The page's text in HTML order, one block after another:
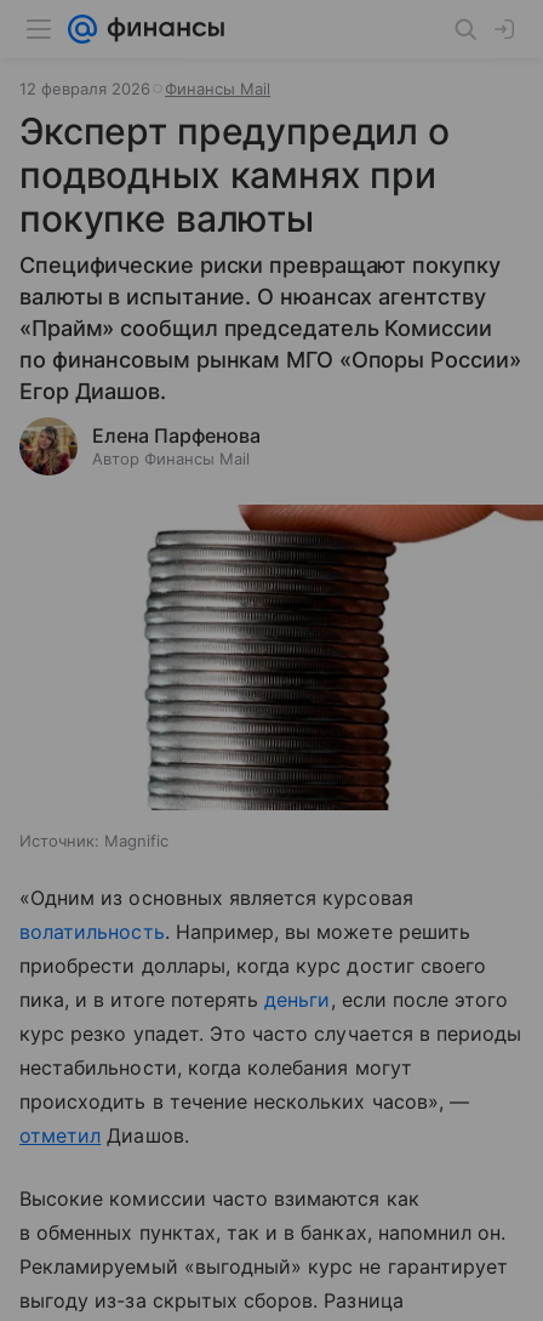
12 февраля 2026 Финансы Mail
Эксперт предупредил о
подводных камнях при
покупке валюты
Специфические риски превращают покупку
валюты в испытание. О нюансах агентству
«Прайм» сообщил председатель Комиссии
по финансовым рынкам МГО «Опоры России»
Егор Диашов.
Елена Парфенова
Автор Финансы Mail
Источник: Magnific
«Одним из основных является курсовая
волатильность. Например, вы можете решить
приобрести доллары, когда курс достиг своего
пика, и в итоге потерятьденьги, если после этого
курс резко упадет. Это часто случается в периоды
нестабильности, когда колебания могут
происходить в течение нескольких часов», —
отметил Диашов.
Высокие комиссии часто взимаются как
в обменных пунктах, так и в банках, напомнил он.
Рекламируемый «выгодный» курс не гарантирует
выгоду из-за скрытых сборов. Разница